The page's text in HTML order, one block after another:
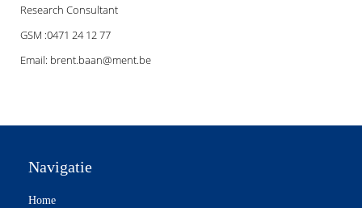
Research Consultant
GSM :0471 24 12 77
Email: brent.baan@ment.be
Navigatie
Home